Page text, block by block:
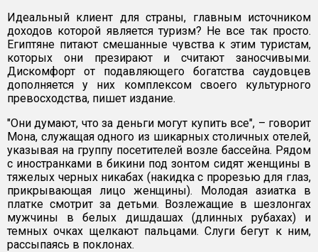
Идеальный клиент для страны, главным источником
доходов которой является туризм? Не все так просто.
Египтяне питают смешанные чувства к этим туристам,
которых они презирают и считают заносчивыми.
Дискомфорт от подавляющего богатства саудовцев
дополняется у них комплексом своего культурного
превосходства, пишет издание.
"Они думают, что за деньги могут купить все", – говорит
Мона, служащая одного из шикарных столичных отелей,
указывая на группу посетителей возле бассейна. Рядом
с иностранками в бикини под зонтом сидят женщины в
тяжелых черных никабах (накидка с прорезью для глаз,
прикрывающая лицо женщины). Молодая азиатка в
платке смотрит за детьми. Возлежащие в шезлонгах
мужчины в белых дишдашах (длинных рубахах) и
темных очках щелкают пальцами. Слуги бегут к ним,
рассыпаясь в поклонах.